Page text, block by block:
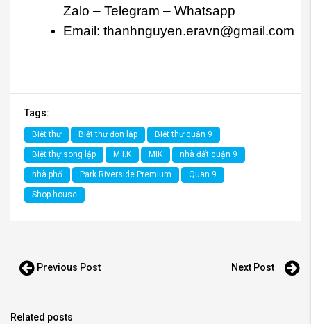
Zalo – Telegram – Whatsapp
Email: thanhnguyen.eravn@gmail.com
Tags:
Biệt thự Biệt thự đơn lập Biệt thự quận 9
Biệt thự song lập M.I.K MIK nhà đất quận 9
nhà phố Park Riverside Premium Quan 9
Shop house
Previous Post Next Post
Related posts